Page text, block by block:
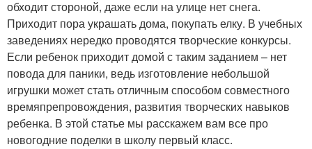
обходит стороной, даже если на улице нет снега.
Приходит пора украшать дома, покупать елку. В учебных
заведениях нередко проводятся творческие конкурсы.
Если ребенок приходит домой с таким заданием – нет
повода для паники, ведь изготовление небольшой
игрушки может стать отличным способом совместного
времяпрепровождения, развития творческих навыков
ребенка. В этой статье мы расскажем вам все про
новогодние поделки в школу первый класс.